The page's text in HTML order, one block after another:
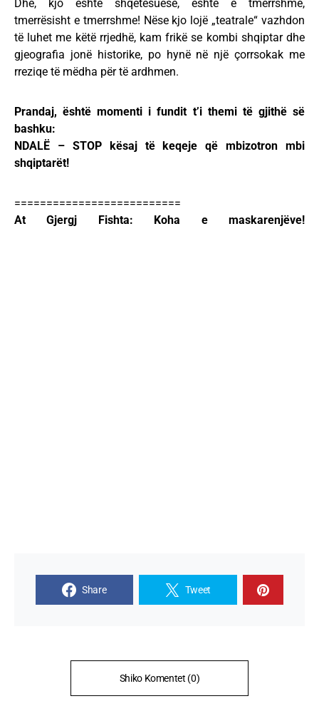
Dhe, kjo është shqetësuese, është e tmerrshme,
tmerrësisht e tmerrshme! Nëse kjo lojë „teatrale“ vazhdon
të luhet me këtë rrjedhë, kam frikë se kombi shqiptar dhe
gjeografia jonë historike, po hynë në një çorrsokak me
rreziqe të mëdha për të ardhmen.
Prandaj, është momenti i fundit t’i themi të gjithë së
bashku:
NDALË – STOP kësaj të keqeje që mbizotron mbi
shqiptarët!
==========================
At Gjergj Fishta: Koha e maskarenjëve!
Share Tweet
Shiko Komentet (0)